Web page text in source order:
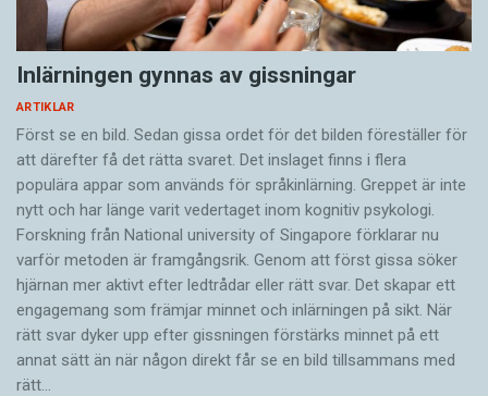
Inlärningen gynnas av gissningar
ARTIKLAR
Först se en bild. Sedan gissa ordet för det bilden föreställer för
att därefter få det rätta svaret. Det inslaget finns i flera
populära appar som används för språkinlärning. Greppet är inte
nytt och har länge varit vedertaget inom kognitiv psykologi.
Forskning från National university of Singa­pore förklarar nu
varför metoden är framgångsrik. Genom att först gissa ­söker
hjärnan mer aktivt ­efter ledtrådar eller rätt svar. Det skapar ett
engagemang som främjar minnet och inlärningen på sikt. När
rätt svar dyker upp efter gissningen förstärks minnet på ett
annat sätt än när någon direkt får se en bild tillsammans med
rätt…